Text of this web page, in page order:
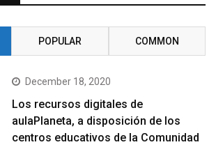
POPULAR COMMON
December 18, 2020
Los recursos digitales de
aulaPlaneta, a disposición de los
centros educativos de la Comunidad